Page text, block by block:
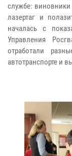
службе:
лазертаг и
началась с
Управления
отработали
автотранспорте и